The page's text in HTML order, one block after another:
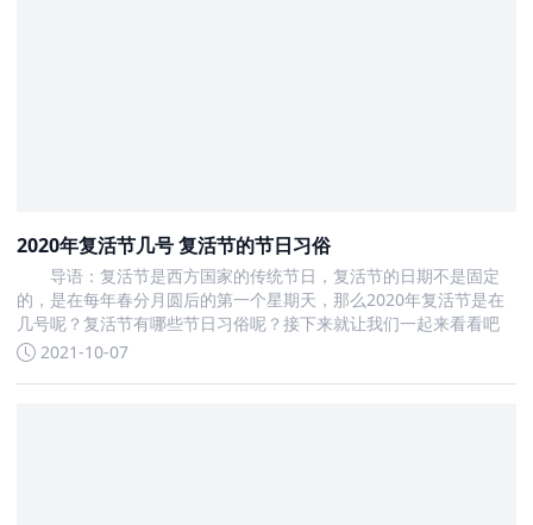
2020年复活节几号 复活节的节日习俗
导语：复活节是西方国家的传统节日，复活节的日期不是固定
的，是在每年春分月圆后的第一个星期天，那么2020年复活节是在
几号呢？复活节有哪些节日习俗呢？接下来就让我们一起来看看吧
2021-10-07